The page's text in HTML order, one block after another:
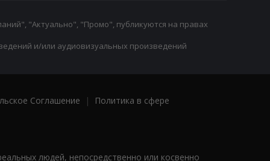
"Актуально", "Промо", публикуются на правах
и/или аудиовизуальных произведений
Соглашение |
Политика в сфере
людей, непосредственно или косвенно